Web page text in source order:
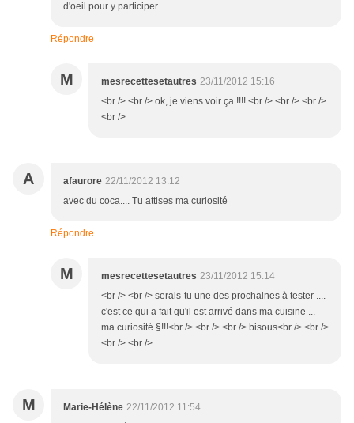
d'oeil pour y participer...
Répondre
M mesrecettesetautres 23/11/2012 15:16
<br /> <br /> ok, je viens voir ça !!!! <br /> <br /> <br />
<br />
A afaurore 22/11/2012 13:12
avec du coca.... Tu attises ma curiosité
Répondre
M mesrecettesetautres 23/11/2012 15:14
<br /> <br /> serais-tu une des prochaines à tester ....
c'est ce qui a fait qu'il est arrivé dans ma cuisine ...
ma curiosité §!!!<br /> <br /> <br /> bisous<br /> <br />
<br /> <br />
M Marie-Hélène 22/11/2012 11:54